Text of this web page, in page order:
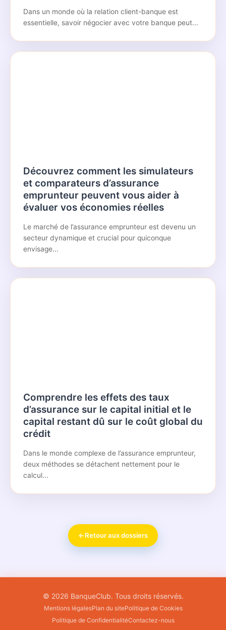
Dans un monde où la relation client-banque est
essentielle, savoir négocier avec votre banque peut...
Découvrez comment les simulateurs
et comparateurs d’assurance
emprunteur peuvent vous aider à
évaluer vos économies réelles
Le marché de l’assurance emprunteur est devenu un
secteur dynamique et crucial pour quiconque
envisage...
Comprendre les effets des taux
d’assurance sur le capital initial et le
capital restant dû sur le coût global du
crédit
Dans le monde complexe de l’assurance emprunteur,
deux méthodes se détachent nettement pour le
calcul...
←Retour aux dossiers
© 2026 BanqueClub. Tous droits réservés.
Mentions légalesPlan du sitePolitique de Cookies
Politique de ConfidentialitéContactez-nous